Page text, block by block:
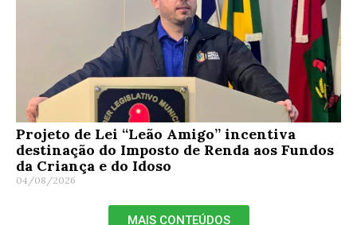
Projeto de Lei “Leão Amigo” incentiva
destinação do Imposto de Renda aos Fundos
da Criança e do Idoso
04/08/2026
MAIS CONTEÚDOS